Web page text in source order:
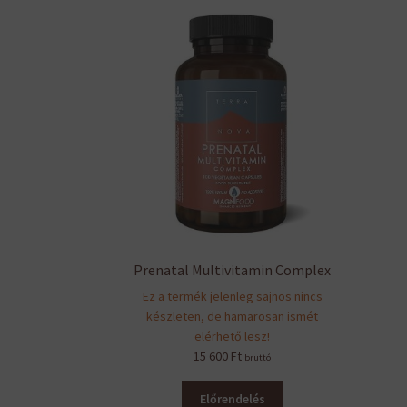
Prenatal Multivitamin Complex
Ez a termék jelenleg sajnos nincs
készleten, de hamarosan ismét
elérhető lesz!
15 600 Ft bruttó
Előrendelés